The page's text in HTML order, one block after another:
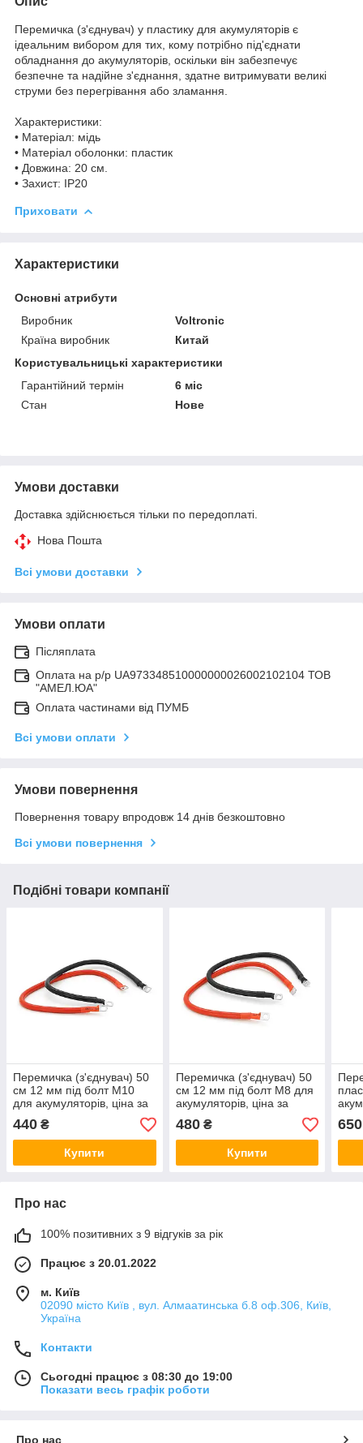
Перемичка (з'єднувач) у пластику для акумуляторів є
ідеальним вибором для тих, кому потрібно під'єднати
обладнання до акумуляторів, оскільки він забезпечує
безпечне та надійне з'єднання, здатне витримувати великі
струми без перегрівання або зламання.
Характеристики:
• Матеріал: мідь
• Матеріал оболонки: пластик
• Довжина: 20 см.
• Захист: IP20
Приховати
Характеристики
Основні атрибути
Виробник
Voltronic
Країна виробник
Китай
Користувальницькі характеристики
Гарантійний термін
6 міс
Стан
Нове
Умови доставки
Доставка здійснюється тільки по передоплаті.
Нова Пошта
Всі умови доставки
Умови оплати
Післяплата
Оплата на р/р UA973348510000000026002102104 ТОВ
"АМЕЛ.ЮА"
Оплата частинами від ПУМБ
Всі умови оплати
Умови повернення
Повернення товару впродовж 14 днів безкоштовно
Всі умови повернення
Подібні товари компанії
Перемичка (з'єднувач) 50
см 12 мм під болт М10
для акумуляторів, ціна за
комплект
440 ₴
Купити
Перемичка (з'єднувач) 50
см 12 мм під болт М8 для
акумуляторів, ціна за
комплект
480₴
Купити
650
Про нас
100% позитивних з 9 відгуків за рік
Працює з 20.01.2022
м. Київ
02090 місто Київ , вул. Алмаатинська б.8 оф.306, Київ,
Україна
Контакти
Сьогодні працює з 08:30 до 19:00
Показати весь графік роботи
Про нас